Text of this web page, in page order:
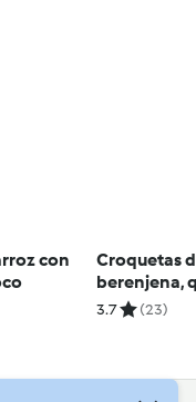
con
Croquetas
berenjena,
y nueces
3.7 (23)